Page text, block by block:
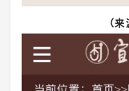
（